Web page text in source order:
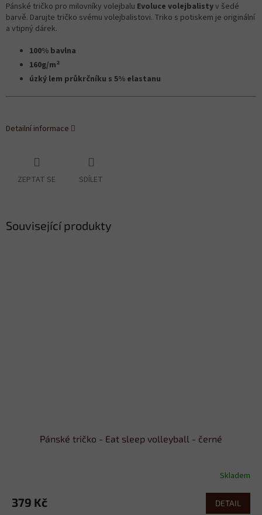
Pánské tričko pro milovníky volejbalu Evoluce volejbalistyv šedé
barvě. Darujte tričko svému volejbalistovi. Triko s potiskem je originální
a vtipný dárek.
100% bavlna
160g/m2
úzký lem průkrčníku s 5% elastanu
Detailní informace
ZEPTAT SE SDÍLET
Související produkty
Pánské tričko - Eat sleep volleyball - černé
Skladem
379 Kč DETAIL